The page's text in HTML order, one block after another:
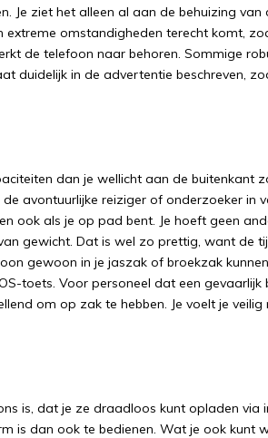
Je ziet het alleen al aan de behuizing van
extreme omstandigheden terecht komt,
de telefoon naar behoren. Sommige
duidelijk in de advertentie beschreven,
dan je wellicht aan de buitenkant
avontuurlijke reiziger of onderzoeker in
ook als je op pad bent. Je hoeft geen
gewicht. Dat is wel zo prettig, want de
gewoon in je jaszak of broekzak
toets. Voor personeel dat een gevaarlijk
om op zak te hebben. Je voelt je veilig
is, dat je ze draadloos kunt opladen via
is dan ook te bedienen. Wat je ook kunt